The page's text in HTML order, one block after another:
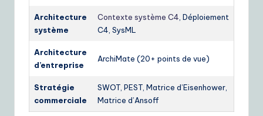
Architecture
système
Contexte système C4 , Déploiement
C4, SysML
Architecture
d’entreprise
ArchiMate (20+ points de vue)
Stratégie
commerciale
SWOT, PEST, Matrice d’Eisenhower,
Matrice d’Ansoff